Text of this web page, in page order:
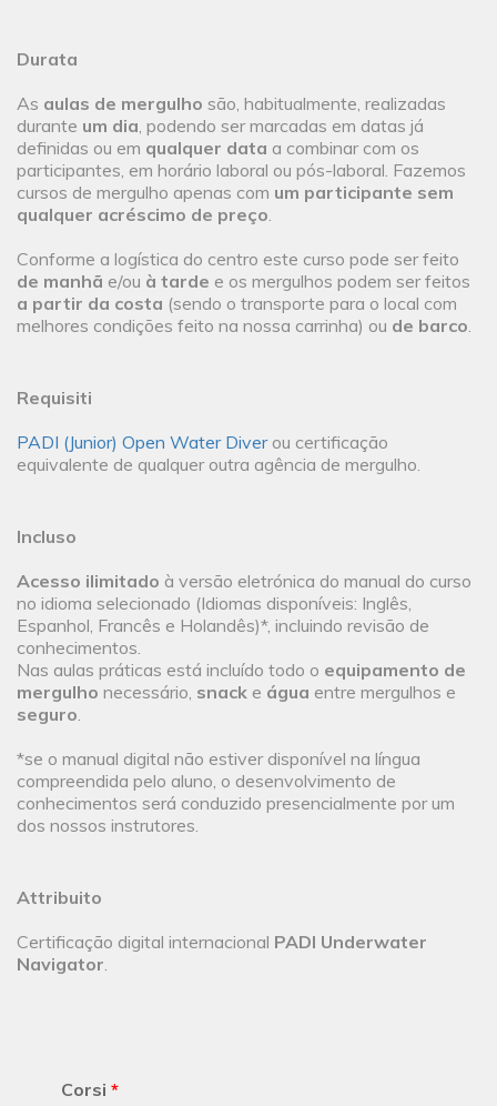
Durata
As aulas de mergulho são, habitualmente, realizadas
durante um dia, podendo ser marcadas em datas já
definidas ou em qualquer data a combinar com os
participantes, em horário laboral ou pós-laboral. Fazemos
cursos de mergulho apenas com um participante sem
qualquer acréscimo de preço.
Conforme a logística do centro este curso pode ser feito
de manhã e/ou à tarde e os mergulhos podem ser feitos
a partir da costa (sendo o transporte para o local com
melhores condições feito na nossa carrinha) ou de barco.
Requisiti
PADI (Junior) Open Water Diverou certificação
equivalente de qualquer outra agência de mergulho.
Incluso
Acesso ilimitado à versão eletrónica do manual do curso
no idioma selecionado (Idiomas disponíveis: Inglês,
Espanhol, Francês e Holandês)*, incluindo revisão de
conhecimentos.
Nas aulas práticas está incluído todo o equipamento de
mergulho necessário, snack e água entre mergulhos e
seguro.
*se o manual digital não estiver disponível na língua
compreendida pelo aluno, o desenvolvimento de
conhecimentos será conduzido presencialmente por um
dos nossos instrutores.
Attribuito
Certificação digital internacional PADI Underwater
Navigator.
Corsi *